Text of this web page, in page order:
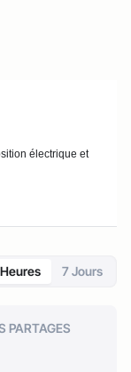
électrique et
7 Jours
PARTAGES